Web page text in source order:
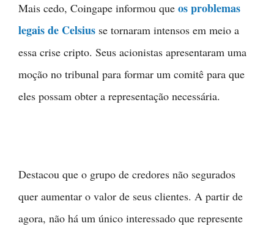
Mais cedo, Coingape informou que os problemas
legais de Celsius se tornaram intensos em meio a
essa crise cripto. Seus acionistas apresentaram uma
moção no tribunal para formar um comitê para que
eles possam obter a representação necessária.
Destacou que o grupo de credores não segurados
quer aumentar o valor de seus clientes. A partir de
agora, não há um único interessado que represente